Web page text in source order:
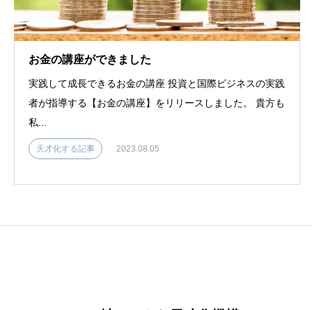
お金の講座ができました
実践して成長できるお金の講座 投資と国際ビジネスの実践
者が指導する【お金の講座】をリリースしました。 貴方も
私...
天才化する記事 2023.08.05